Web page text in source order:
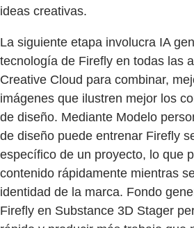
ideas creativas.
La siguiente etapa involucra IA
tecnología de Firefly en todas las
Creative Cloud para combinar,
imágenes que ilustren mejor los
de diseño. Mediante Modelo
de diseño puede entrenar Firefly
específico de un proyecto, lo que
contenido rápidamente mientras
identidad de la marca. Fondo
Firefly en Substance 3D Stager